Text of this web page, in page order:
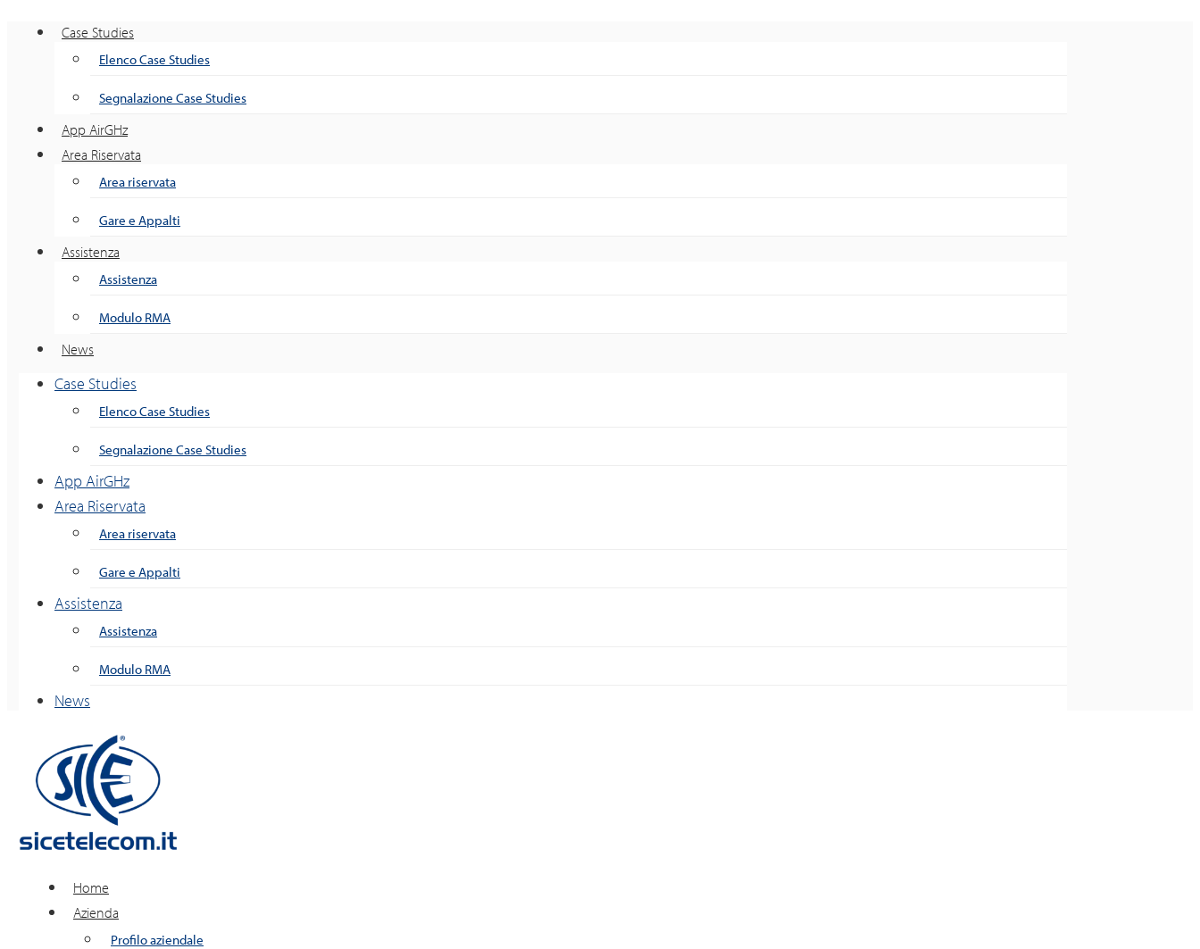
Case Studies
Elenco Case Studies
Segnalazione Case Studies
App AirGHz
Area Riservata
Area riservata
Gare e Appalti
Assistenza
Assistenza
Modulo RMA
News
Case Studies
Elenco Case Studies
Segnalazione Case Studies
App AirGHz
Area Riservata
Area riservata
Gare e Appalti
Assistenza
Assistenza
Modulo RMA
News
Home
Azienda
Profilo aziendale